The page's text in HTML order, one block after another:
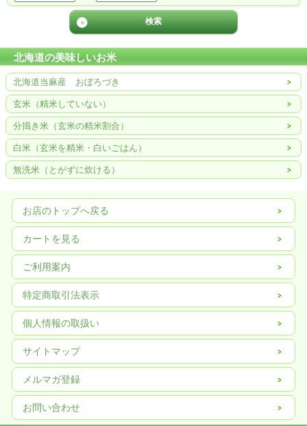
北海道の美味しいお米
北海道当麻産 おぼろづき
玄米（精米していない）
分搗き米（玄米の精米割合）
白米（玄米を精米・白いごはん）
無洗米（とがずに炊ける）
お店のトップへ戻る
カートを見る
ご利用案内
特定商取引法表示
個人情報の取扱い
サイトマップ
メルマガ登録
お問い合わせ